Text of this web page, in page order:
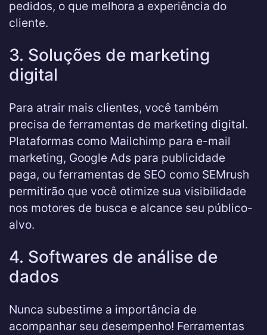
pedidos, o que melhora a experiência do
cliente.
3. Soluções de marketing
digital
Para atrair mais clientes, você também
precisa de ferramentas de marketing digital.
Plataformas como Mailchimp para e-mail
marketing, Google Ads para publicidade
paga, ou ferramentas de SEO como SEMrush
permitirão que você otimize sua visibilidade
nos motores de busca e alcance seu público-
alvo.
4. Softwares de análise de
dados
Nunca subestime a importância de
acompanhar seu desempenho! Ferramentas